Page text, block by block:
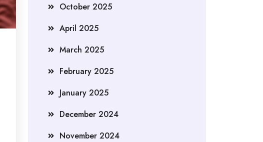
October 2025
April 2025
March 2025
February 2025
January 2025
December 2024
November 2024